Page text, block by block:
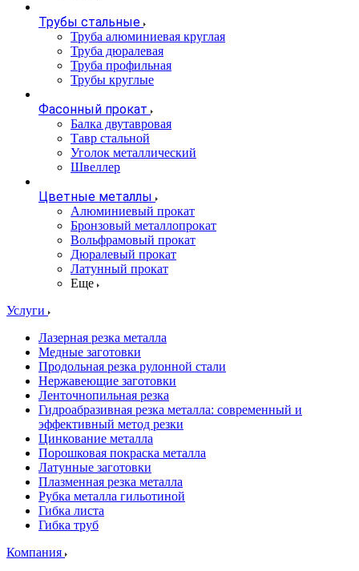
Трубы стальные
Труба алюминиевая круглая
Труба дюралевая
Труба профильная
Трубы круглые
Фасонный прокат
Балка двутавровая
Тавр стальной
Уголок металлический
Швеллер
Цветные металлы
Алюминиевый прокат
Бронзовый металлопрокат
Вольфрамовый прокат
Дюралевый прокат
Латунный прокат
Еще
Услуги
Лазерная резка металла
Медные заготовки
Продольная резка рулонной стали
Нержавеющие заготовки
Ленточнопильная резка
Гидроабразивная резка металла: современный и
эффективный метод резки
Цинкование металла
Порошковая покраска металла
Латунные заготовки
Плазменная резка металла
Рубка металла гильотиной
Гибка листа
Гибка труб
Компания